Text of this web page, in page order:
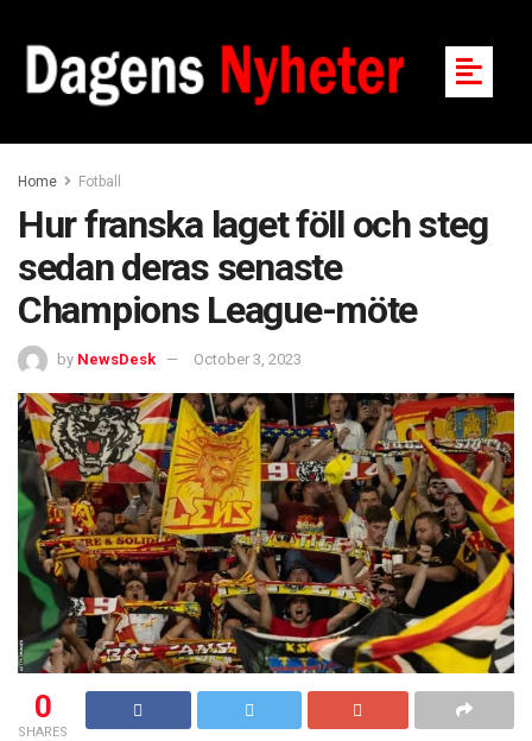
Home Fotball
Hur franska laget föll och steg
sedan deras senaste
Champions League-möte
by NewsDesk October 3, 2023
0
SHARES